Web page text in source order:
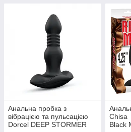
Анальна пробка з
вібрацією та пульсацією
Dorcel DEEP STORMER
Chisa
Black